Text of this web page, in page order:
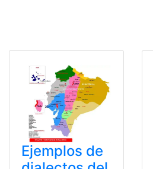
Ejemplos de